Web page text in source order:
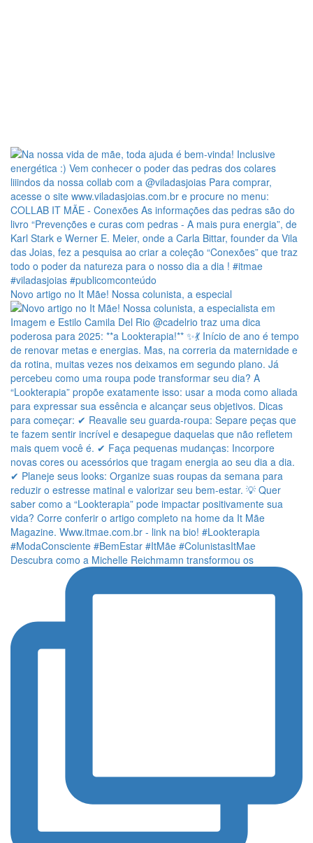
Novo artigo no It Mãe! Nossa colunista, a especial
Descubra como a Michelle Reichmamn transformou os